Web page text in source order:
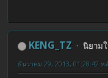
KENG_TZ
นิยาม
ธันวาคม 29, 2013, 01:28:42 ห